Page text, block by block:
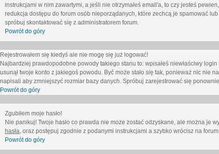
instrukcjami w nim zawartymi, a jeśli nie otrzymałeś email'a, to czy jesteś
redukcja dostępu do forum osób nieporządanych, które zechcą je spamować
spróbuj skontaktować się z administratorem forum.
Powrót do góry
Rejestrowałem się kiedyś ale nie mogę się już logować!
Najbardziej prawdopodobne powody takiego stanu to: wpisałeś niewłaściwy
usunął twoje konto z jakiegoś powodu. Być może stało się tak, ponieważ nic nie
napisali aby zmniejszyć rozmiar bazy danych. Spróbuj zarejestrować się
Powrót do góry
Zgubiłem moje hasło!
Nie panikuj! Twoje hasło co prawda nie może zostać odzyskane, ale można je
hasła, oraz postępuj zgodnie z podanymi instrukcjami a szybko wrócisz na forum
Powrót do góry